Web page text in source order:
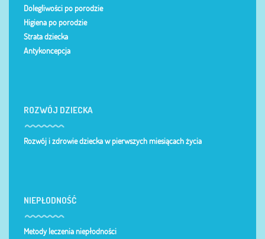
Dolegliwości po porodzie
Higiena po porodzie
Strata dziecka
Antykoncepcja
ROZWÓJ DZIECKA
Rozwój i zdrowie dziecka w pierwszych miesiącach życia
NIEPŁODNOŚĆ
Metody leczenia niepłodności